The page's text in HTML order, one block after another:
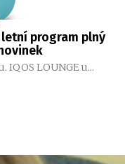
letní program plný
LOUNGE u...